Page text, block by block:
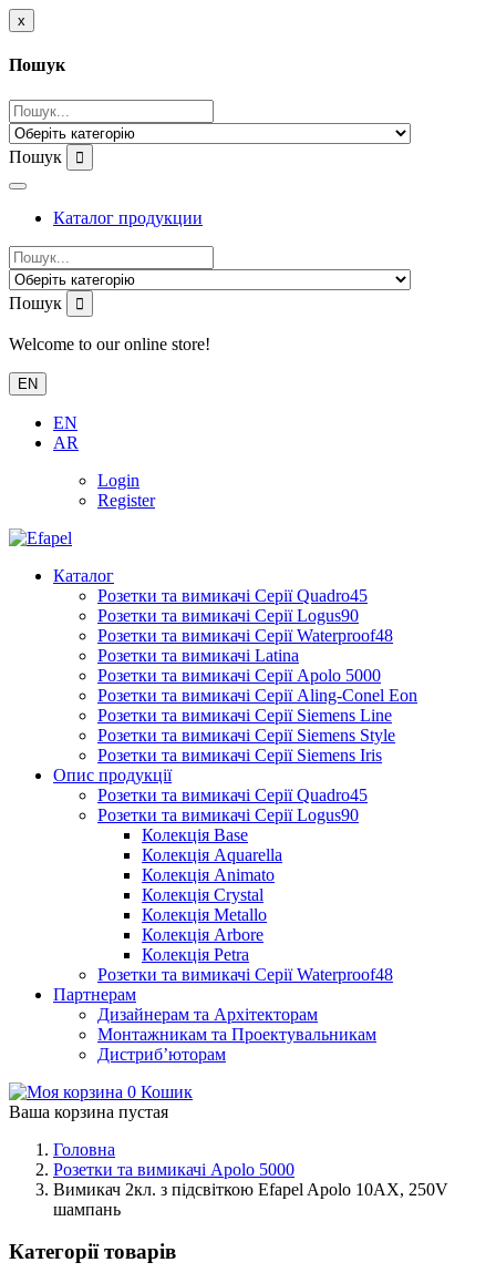
x
Пошук
Пошук
Каталог продукции
Пошук
Welcome to our online store!
EN
EN
AR
Login
Register
Каталог
Розетки та вимикачі Серії Quadro45
Розетки та вимикачі Серії Logus90
Розетки та вимикачі Серії Waterproof48
Розетки та вимикачі Latina
Розетки та вимикачі Серії Apolo 5000
Розетки та вимикачі Серії Aling-Conel Eon
Розетки та вимикачі Серії Siemens Line
Розетки та вимикачі Серії Siemens Style
Розетки та вимикачі Серії Siemens Iris
Опис продукції
Розетки та вимикачі Серії Quadro45
Розетки та вимикачі Серії Logus90
Колекція Base
Колекція Aquarella
Колекція Animato
Колекція Crystal
Колекція Metallo
Колекція Arbore
Колекція Petra
Розетки та вимикачі Серії Waterproof48
Партнерам
Дизайнерам та Архітекторам
Монтажникам та Проектувальникам
Дистриб’юторам
0 Кошик
Ваша корзина пустая
Головна
Розетки та вимикачі Apolo 5000
Вимикач 2кл. з підсвіткою Efapel Apolo 10АХ, 250V
шампань
Категорії товарів